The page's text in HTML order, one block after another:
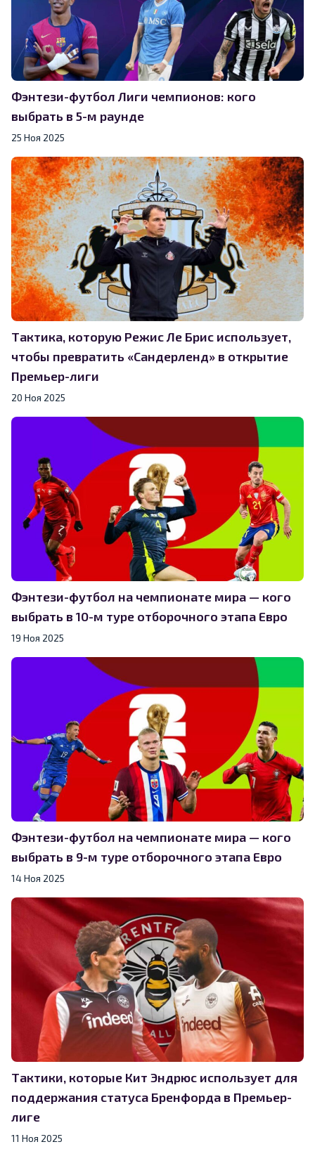
Фэнтези-футбол Лиги чемпионов: кого
выбрать в 5-м раунде
25 Ноя 2025
Тактика, которую Режис Ле Брис использует,
чтобы превратить «Сандерленд» в открытие
Премьер-лиги
20 Ноя 2025
Фэнтези-футбол на чемпионате мира — кого
выбрать в 10-м туре отборочного этапа Евро
19 Ноя 2025
Фэнтези-футбол на чемпионате мира — кого
выбрать в 9-м туре отборочного этапа Евро
14 Ноя 2025
Тактики, которые Кит Эндрюс использует для
поддержания статуса Бренфорда в Премьер-
лиге
11 Ноя 2025